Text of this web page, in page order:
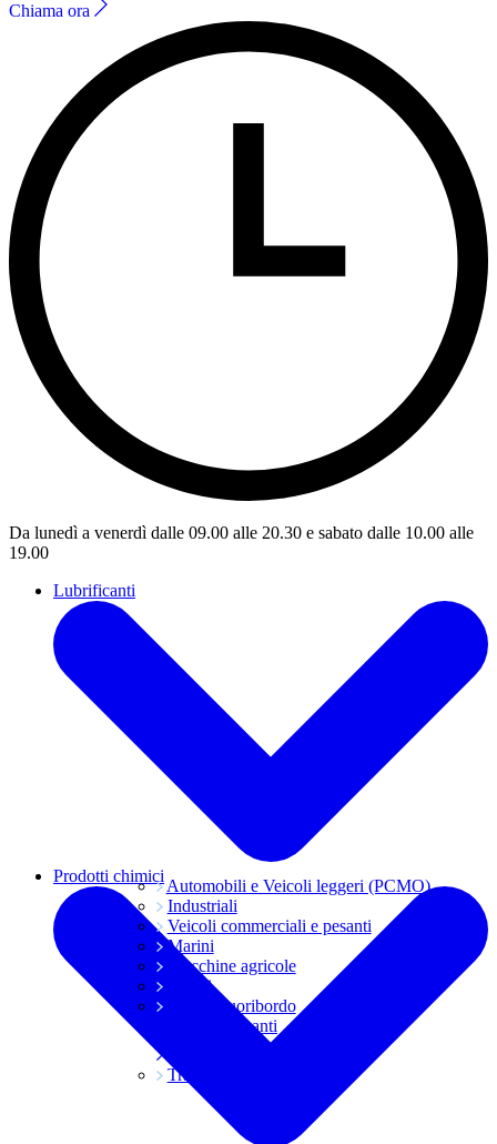
Chiama ora
Da lunedì a venerdì dalle 09.00 alle 20.30 e sabato dalle 10.00 alle
19.00
Lubrificanti
Automobili e Veicoli leggeri (PCMO)
Industriali
Veicoli commerciali e pesanti
Marini
Macchine agricole
Grassi
Moto e fuoribordo
Tutti i lubrificanti
Trasmissioni
Prodotti chimici